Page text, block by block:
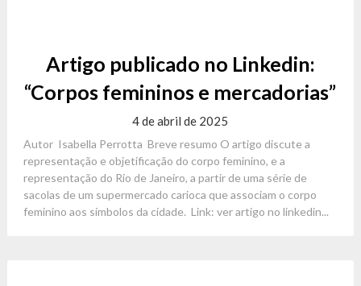
Artigo publicado no Linkedin:
“Corpos femininos e mercadorias”
4 de abril de 2025
Autor Isabella Perrotta Breve resumo O artigo discute a
representação e objetificação do corpo feminino, e a
representação do Rio de Janeiro, a partir de uma série de
sacolas de um supermercado carioca que associam o corpo
feminino aos símbolos da cidade. Link: ver artigo no linkedin...